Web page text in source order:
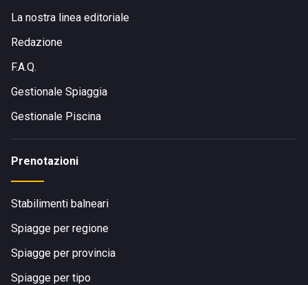
La nostra linea editoriale
Redazione
F.A.Q.
Gestionale Spiaggia
Gestionale Piscina
Prenotazioni
Stabilimenti balneari
Spiagge per regione
Spiagge per provincia
Spiagge per tipo